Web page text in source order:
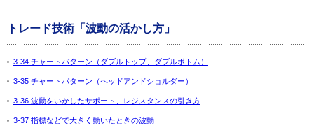
トレード技術「波動の活かし方」
3-34 チャートパターン（ダブルトップ、ダブルボトム）
3-35 チャートパターン（ヘッドアンドショルダー）
3-36 波動をいかしたサポート、レジスタンスの引き方
3-37 指標などで大きく動いたときの波動